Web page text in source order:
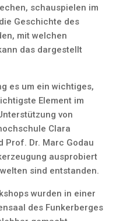
schauspielen im
Geschichte des
mit welchen
das dargestellt
es um ein wichtiges,
Element im
von
Clara
Prof. Dr. Marc Godau
ausprobiert
sind entstanden.
wurden in einer
des Funkerberges